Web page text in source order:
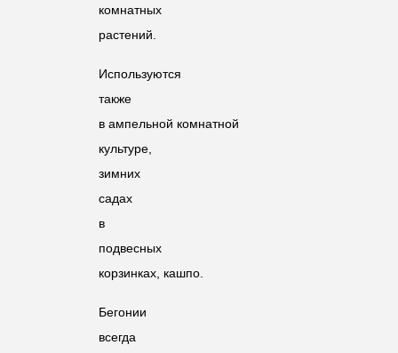
комнатных
растений.
Используются
также
в ампельной комнатной
культуре,
зимних
садах
в
подвесных
корзинках, кашпо.
Бегонии
всегда